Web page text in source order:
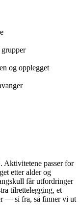
og opplegget
passer for
etter alder og
får utfordringer
tilrettelegging, et
— si fra, så finner vi ut